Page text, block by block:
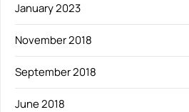
January 2023
November 2018
September 2018
June 2018